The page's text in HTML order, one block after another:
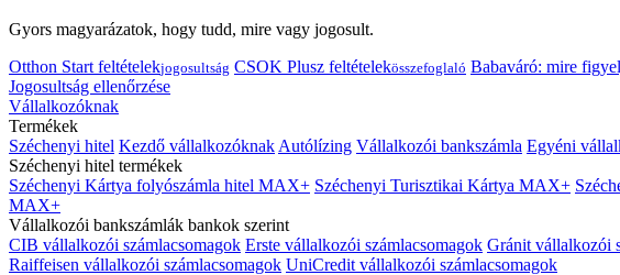
Gyors magyarázatok, hogy tudd, mire vagy jogosult.
Otthon Start feltételekjogosultság CSOK Plusz feltételekösszefoglaló Babaváró: mire
Jogosultság ellenőrzése
Vállalkozóknak
Termékek
Széchenyi hitel Kezdő vállalkozóknak Autólízing Vállalkozói bankszámla Egyéni
Széchenyi hitel termékek
Széchenyi Kártya folyószámla hitel MAX+ Széchenyi Turisztikai Kártya MAX+
MAX+
Vállalkozói bankszámlák bankok szerint
CIB vállalkozói számlacsomagok Erste vállalkozói számlacsomagok Gránit vállalkozói
Raiffeisen vállalkozói számlacsomagok UniCredit vállalkozói számlacsomagok